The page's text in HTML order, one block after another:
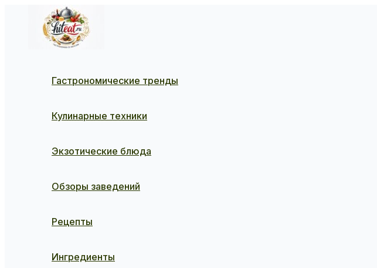
содержимому
Гастрономические тренды
Кулинарные техники
Экзотические блюда
Обзоры заведений
Рецепты
Ингредиенты